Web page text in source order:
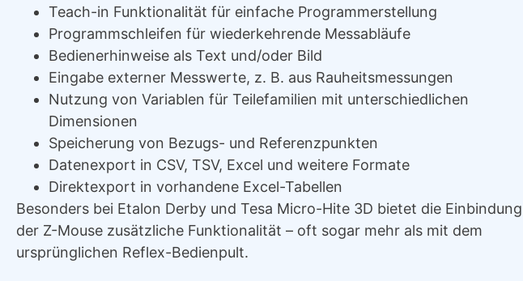
Teach-in Funktionalität für einfache Programmerstellung
Programmschleifen für wiederkehrende Messabläufe
Bedienerhinweise als Text und/oder Bild
Eingabe externer Messwerte, z. B. aus Rauheitsmessungen
Nutzung von Variablen für Teilefamilien mit unterschiedlichen
Dimensionen
Speicherung von Bezugs- und Referenzpunkten
Datenexport in CSV, TSV, Excel und weitere Formate
Direktexport in vorhandene Excel-Tabellen
Besonders bei Etalon Derby und Tesa Micro-Hite 3D bietet die Einbindung
der Z-Mouse zusätzliche Funktionalität – oft sogar mehr als mit dem
ursprünglichen Reflex-Bedienpult.